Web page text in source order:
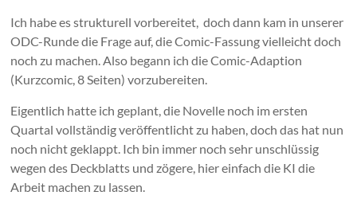
Ich habe es strukturell vorbereitet, doch dann kam in unserer
ODC-Runde die Frage auf, die Comic-Fassung vielleicht doch
noch zu machen. Also begann ich die Comic-Adaption
(Kurzcomic, 8 Seiten) vorzubereiten.
Eigentlich hatte ich geplant, die Novelle noch im ersten
Quartal vollständig veröffentlicht zu haben, doch das hat nun
noch nicht geklappt. Ich bin immer noch sehr unschlüssig
wegen des Deckblatts und zögere, hier einfach die KI die
Arbeit machen zu lassen.